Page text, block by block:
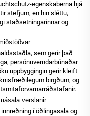
egenskaberna hjá
stefjum, en hin sléttu,
staðsetningarinnar og
sem gerir það
persónuverndarbúnaðar
uppbyggingin gerir kleift
birgðum, og
verslanir
í öðlingasala og